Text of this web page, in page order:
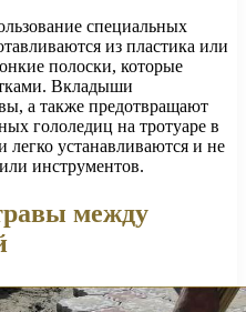
специальных
из пластика или
полоски, которые
Вкладыши
а также предотвращают
гололедиц на тротуаре в
устанавливаются и не
инструментов.
между